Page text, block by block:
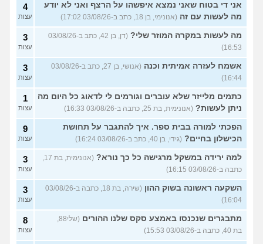
אני די בטוח שאני נמצא איפשהו על הרצף ואני לא יודע
מה לעשות עם זה (אנונימי, בן 18, כתב ב-03/08/26 17:02)
4
עצות
מה לעשות במקרה המוזר שלי?
(דן, בן 42, כתב ב-03/08/26
16:53)
3
עצות
אשמח לעזרה אמיתית וכנה
(אנושי, בן 27, כתב ב-03/08/26
16:44)
3
עצות
כתמים מלייזר שלא עוברים וגורמים לי לדאוג כל היום מה
ניתן לעשות? (אנונימית, בת 25, כתבה ב-03/08/26 16:33)
1
עצות
הפכתי למורה בבית ספר. איך להתגבר על תחושת
הכישלון בחיים? (גידי, בן 40, כתב ב-03/08/26 16:24)
9
עצות
למה ירידה במשקל מרגישה כל כך נורא?
(אנונימית, בת 17,
כתבה ב-03/08/26 16:15)
3
עצות
השקעה ראשונה בשוק ההון
(שירה, בת 18, כתבה ב-03/08/26
16:04)
3
עצות
מתבגרים שנכנסו באמצע סקס שלנו ההורים
(שלי88,
בת 40, כתבה ב-03/08/26 15:53)
8
עצות